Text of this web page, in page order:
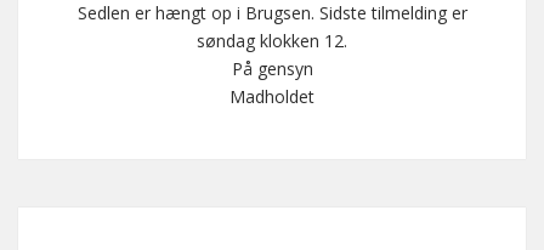
Sedlen er hængt op i Brugsen. Sidste tilmelding er
søndag klokken 12.
På gensyn
Madholdet